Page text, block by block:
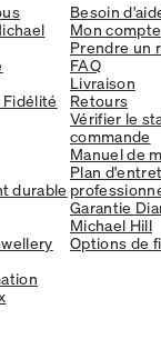
durable
Besoin
Mon compte
Prendre un
FAQ
Livraison
Retours
Vérifier le
commande
Manuel de
Plan
Garantie
Michael Hill
Options de